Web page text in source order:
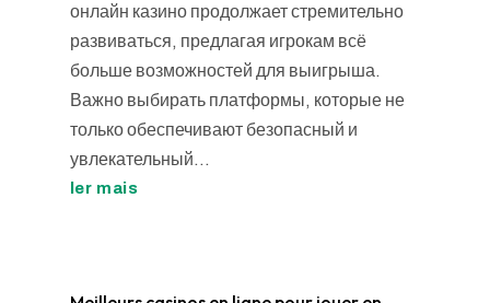
онлайн казино продолжает стремительно
развиваться, предлагая игрокам всё
больше возможностей для выигрыша.
Важно выбирать платформы, которые не
только обеспечивают безопасный и
увлекательный...
ler mais